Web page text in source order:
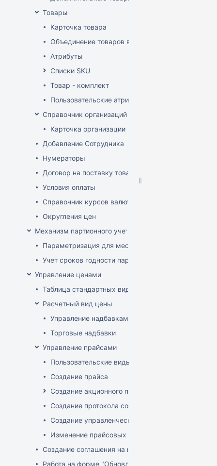
Товары
Карточка товара
Объединение товаров в один (Слияние товаров)
Атрибуты
Списки SKU
Товар - комплект
Пользовательские атрибуты
Справочник организаций
Карточка организации
Добавление Сотрудника
Нумераторы
Договор на поставку товаров (форма)
Условия оплаты
Справочник курсов валют
Округления цен
Механизм партионного учета
Параметризация для места хранения механизма
Учет сроков годности партий
Управление ценами
Таблица стандартных видов цен
Расчетный вид цены
Управление надбавками
Торговые надбавки
Управление прайсами
Пользовательские виды цен
Создание прайса
Создание акционного прайса
Создание протокола согласования цен
Создание управленческого прайса
Изменение прайсовых цен
Создание соглашения на поставку
Работа на форме "Обновление розничных цен"